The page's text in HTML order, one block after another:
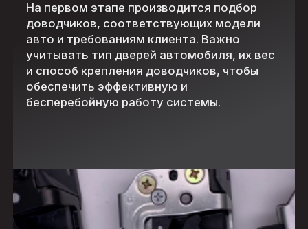
На первом этапе производится подбор
доводчиков, соответствующих модели
авто и требованиям клиента. Важно
учитывать тип дверей автомобиля, их вес
и способ крепления доводчиков, чтобы
обеспечить эффективную и
бесперебойную работу системы.